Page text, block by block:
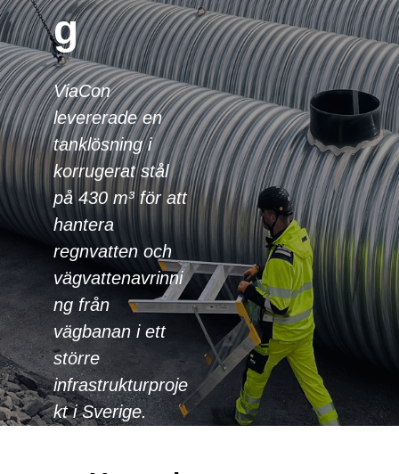
g
ViaCon
levererade en
tanklösning i
korrugerat stål
på 430 m³ för att
hantera
regnvatten och
vägvattenavrinni
ng från
vägbanan i ett
större
infrastrukturproje
kt i Sverige.